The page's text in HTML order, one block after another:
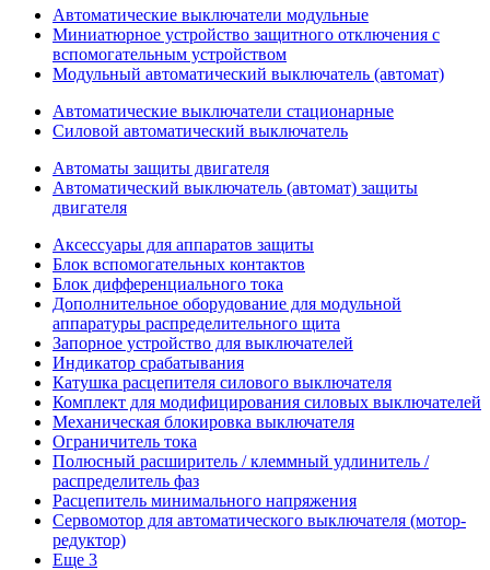
Автоматические выключатели модульные
Миниатюрное устройство защитного отключения с
вспомогательным устройством
Модульный автоматический выключатель (автомат)
Автоматические выключатели стационарные
Силовой автоматический выключатель
Автоматы защиты двигателя
Автоматический выключатель (автомат) защиты
двигателя
Аксессуары для аппаратов защиты
Блок вспомогательных контактов
Блок дифференциального тока
Дополнительное оборудование для модульной
аппаратуры распределительного щита
Запорное устройство для выключателей
Индикатор срабатывания
Катушка расцепителя силового выключателя
Комплект для модифицирования силовых выключателей
Механическая блокировка выключателя
Ограничитель тока
Полюсный расширитель / клеммный удлинитель /
распределитель фаз
Расцепитель минимального напряжения
Сервомотор для автоматического выключателя (мотор-
редуктор)
Еще 3